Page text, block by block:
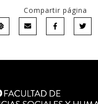
Compartir página